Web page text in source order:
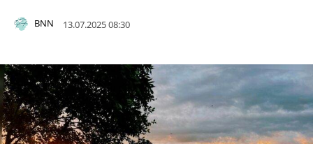
BNN 13.07.2025 08:30